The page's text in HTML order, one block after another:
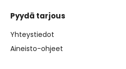
Pyydä tarjous
Yhteystiedot
Aineisto-ohjeet